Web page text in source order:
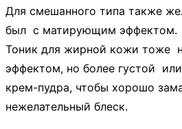
Для смешанного типа также
был с матирующим эффектом.
Тоник для жирной кожи тоже
эффектом, но более густой
крем-пудра, чтобы хорошо
нежелательный блеск.